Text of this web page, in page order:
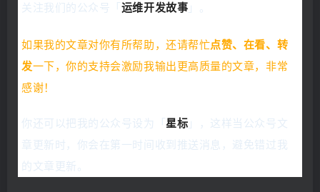
关注我们的公众号「 运维开发故事
如果我的文章对你有所帮助，还请帮忙点赞、在看、转
发一下，你的支持会激励我输出更高质量的文章，非常
感谢！
你还可以把我的公众号设为「星标 」，这样当公众号文
章更新时，你会在第一时间收到推送消息，避免错过我
的文章更新。